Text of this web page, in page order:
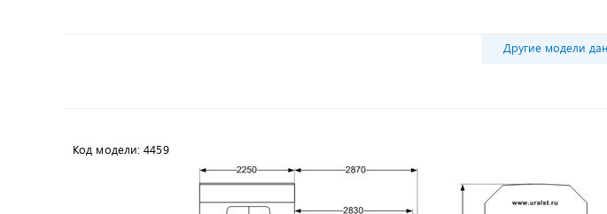
Другие модели